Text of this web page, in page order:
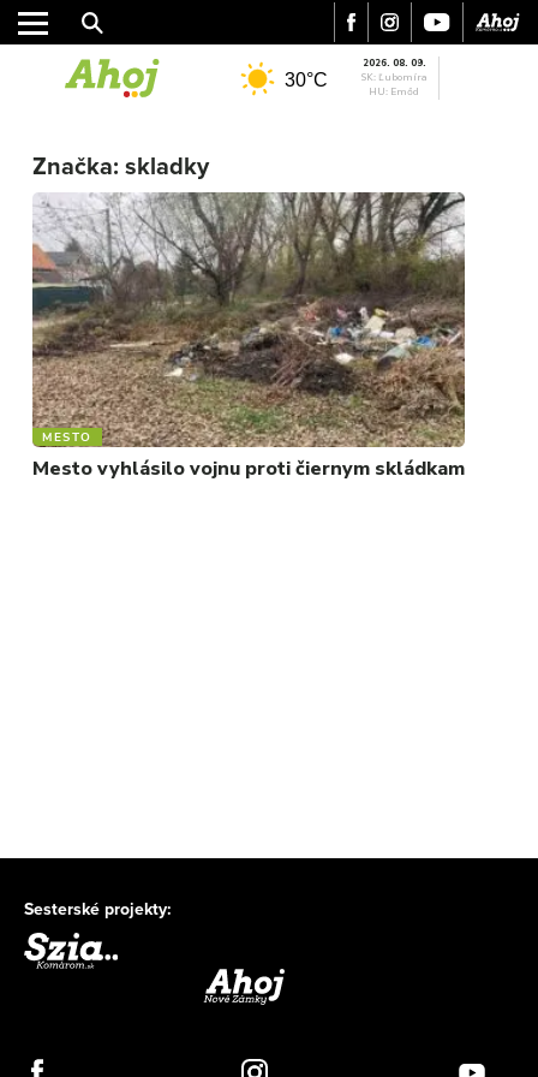
ŠPORT
KULTÚRA
FOTKY
VIDEO
MIX
30°C
2026. 08. 09.
SK: Ľubomíra
HU: Emőd
Značka: skladky
MESTO
Mesto vyhlásilo vojnu proti čiernym skládkam
Sesterské projekty: